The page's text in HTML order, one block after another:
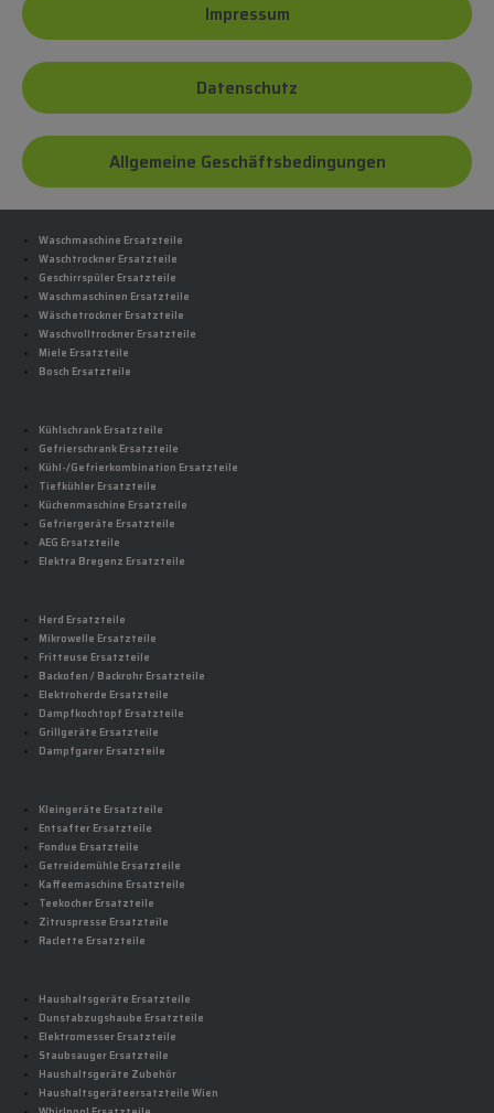
Impressum
Datenschutz
Allgemeine Geschäftsbedingungen
Waschmaschine Ersatzteile
Waschtrockner Ersatzteile
Geschirrspüler Ersatzteile
Waschmaschinen Ersatzteile
Wäschetrockner Ersatzteile
Waschvolltrockner Ersatzteile
Miele Ersatzteile
Bosch Ersatzteile
Kühlschrank Ersatzteile
Gefrierschrank Ersatzteile
Kühl-/Gefrierkombination Ersatzteile
Tiefkühler Ersatzteile
Küchenmaschine Ersatzteile
Gefriergeräte Ersatzteile
AEG Ersatzteile
Elektra Bregenz Ersatzteile
Herd Ersatzteile
Mikrowelle Ersatzteile
Fritteuse Ersatzteile
Backofen / Backrohr Ersatzteile
Elektroherde Ersatzteile
Dampfkochtopf Ersatzteile
Grillgeräte Ersatzteile
Dampfgarer Ersatzteile
Kleingeräte Ersatzteile
Entsafter Ersatzteile
Fondue Ersatzteile
Getreidemühle Ersatzteile
Kaffeemaschine Ersatzteile
Teekocher Ersatzteile
Zitruspresse Ersatzteile
Raclette Ersatzteile
Haushaltsgeräte Ersatzteile
Dunstabzugshaube Ersatzteile
Elektromesser Ersatzteile
Staubsauger Ersatzteile
Haushaltsgeräte Zubehör
Haushaltsgeräteersatzteile Wien